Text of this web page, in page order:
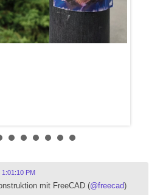
1:01:10 PM
mit FreeCAD (@freecad)